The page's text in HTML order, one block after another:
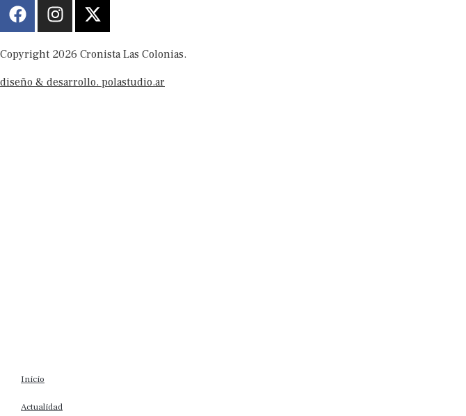
Copyright 2026 Cronista Las Colonias.
diseño & desarrollo. polastudio.ar
Inicio
Actualidad